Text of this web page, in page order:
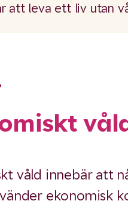
att leva ett liv utan
våld innebär att
ekonomisk